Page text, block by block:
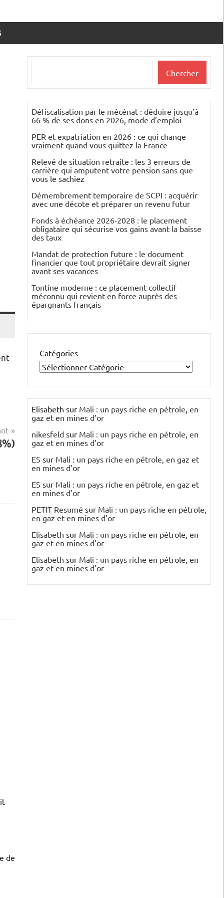
de
Chercher
Défiscalisation par le mécénat : déduire jusqu’à
66 % de ses dons en 2026, mode d’emploi
PER et expatriation en 2026 : ce qui change
vraiment quand vous quittez la France
Relevé de situation retraite : les 3 erreurs de
carrière qui amputent votre pension sans que
vous le sachiez
Démembrement temporaire de SCPI : acquérir
avec une décote et préparer un revenu futur
Fonds à échéance 2026-2028 : le placement
obligataire qui sécurise vos gains avant la baisse
des taux
Mandat de protection future : le document
financier que tout propriétaire devrait signer
avant ses vacances
Tontine moderne : ce placement collectif
méconnu qui revient en force auprès des
épargnants français
Catégories
Elisabeth sur Mali : un pays riche en pétrole, en
gaz et en mines d’or
nikesfeld sur Mali : un pays riche en pétrole, en
gaz et en mines d’or
ES sur Mali : un pays riche en pétrole, en gaz et
en mines d’or
ES sur Mali : un pays riche en pétrole, en gaz et
en mines d’or
PETIT Resumé sur Mali : un pays riche en pétrole,
en gaz et en mines d’or
Elisabeth sur Mali : un pays riche en pétrole, en
gaz et en mines d’or
Elisabeth sur Mali : un pays riche en pétrole, en
gaz et en mines d’or